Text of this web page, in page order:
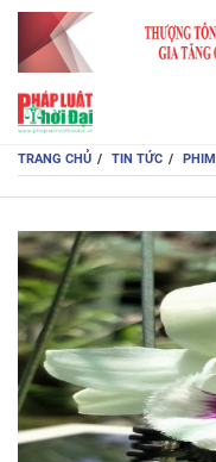
TRANG CHỦ TIN TỨC PHIM